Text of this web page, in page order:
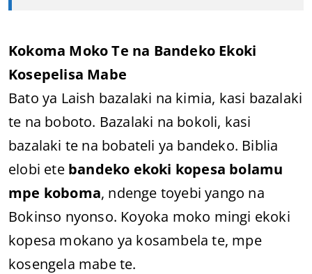
Kokoma Moko Te na Bandeko Ekoki
Kosepelisa Mabe
Bato ya Laish bazalaki na kimia, kasi bazalaki
te na boboto. Bazalaki na bokoli, kasi
bazalaki te na bobateli ya bandeko. Biblia
elobi ete bandeko ekoki kopesa bolamu
mpe koboma, ndenge toyebi yango na
Bokinso nyonso. Koyoka moko mingi ekoki
kopesa mokano ya kosambela te, mpe
kosengela mabe te.